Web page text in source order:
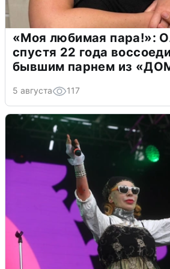
«Моя любимая пара!»:
спустя 22 года
бывшим парнем из
5 августа 117